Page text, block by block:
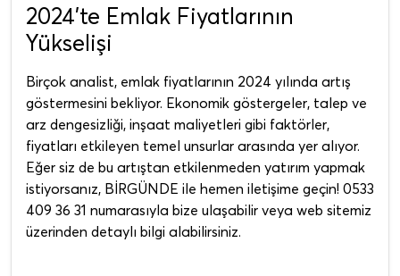
2024’te Emlak Fiyatlarının
Yükselişi
Birçok analist, emlak fiyatlarının 2024 yılında artış
göstermesini bekliyor. Ekonomik göstergeler, talep ve
arz dengesizliği, inşaat maliyetleri gibi faktörler,
fiyatları etkileyen temel unsurlar arasında yer alıyor.
Eğer siz de bu artıştan etkilenmeden yatırım yapmak
istiyorsanız, BİRGÜNDE ile hemen iletişime geçin! 0533
409 36 31 numarasıyla bize ulaşabilir veya web sitemiz
üzerinden detaylı bilgi alabilirsiniz.